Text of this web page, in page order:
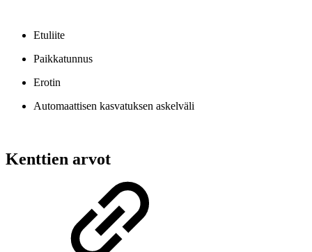
Etuliite
Paikkatunnus
Erotin
Automaattisen kasvatuksen askelväli
Kenttien arvot